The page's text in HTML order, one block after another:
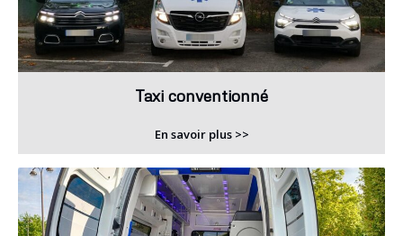
Taxi conventionné
En savoir plus >>